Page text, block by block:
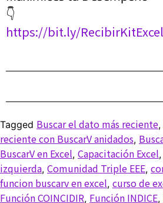
👇
https://bit.ly/RecibirKitExcel
Tagged Buscar el dato más reciente,
reciente con BuscarV anidados,
BuscarV en Excel, Capacitación Excel,
izquierda, Comunidad Triple EEE,
funcion buscarv en excel, curso de
Función COINCIDIR, Función INDICE,